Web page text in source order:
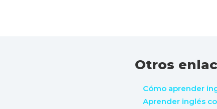
Otros
Cómo aprender
Aprender inglés